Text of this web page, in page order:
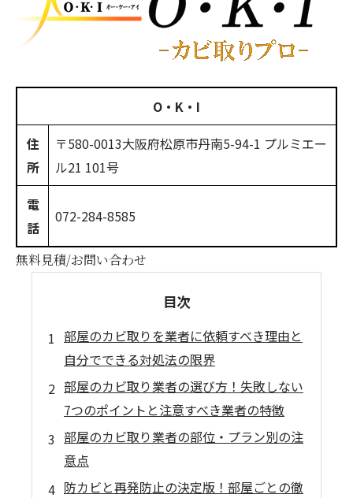
O・K・I
住
所
〒580-0013大阪府松原市丹南5-94-1 プルミエー
ル21 101号
電
話
072-284-8585
無料見積/お問い合わせ
目次
部屋のカビ取りを業者に依頼すべき理由と
自分でできる対処法の限界
部屋のカビ取り業者の選び方！失敗しない
7つのポイントと注意すべき業者の特徴
部屋のカビ取り業者の部位・プラン別の注
意点
防カビと再発防止の決定版！部屋ごとの徹